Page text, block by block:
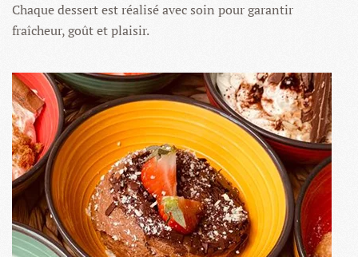
Chaque dessert est réalisé avec soin pour garantir
fraîcheur, goût et plaisir.